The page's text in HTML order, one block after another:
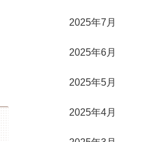
2025年7月
2025年6月
2025年5月
2025年4月